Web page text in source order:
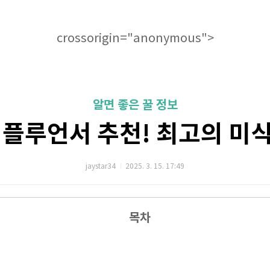
crossorigin="anonymous">
알면 좋은 꿀 정보
루언서 추천! 최고의 미
jaystar34 2025. 3. 15. 17:49
목차